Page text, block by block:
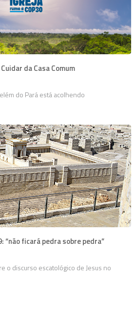
da Casa Comum
do Pará está acolhendo
“não ficará pedra sobre pedra”
o discurso escatológico de Jesus no